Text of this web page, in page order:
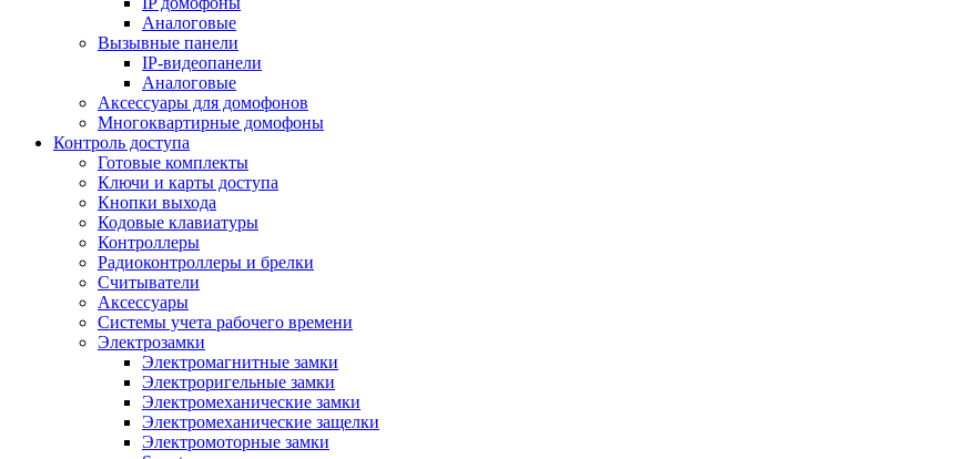
Аналоговые
Вызывные панели
IP-видеопанели
Аналоговые
Аксессуары для домофонов
Многоквартирные домофоны
Контроль доступа
Готовые комплекты
Ключи и карты доступа
Кнопки выхода
Кодовые клавиатуры
Контроллеры
Радиоконтроллеры и брелки
Считыватели
Аксессуары
Системы учета рабочего времени
Электрозамки
Электромагнитные замки
Электроригельные замки
Электромеханические замки
Электромеханические защелки
Электромоторные замки